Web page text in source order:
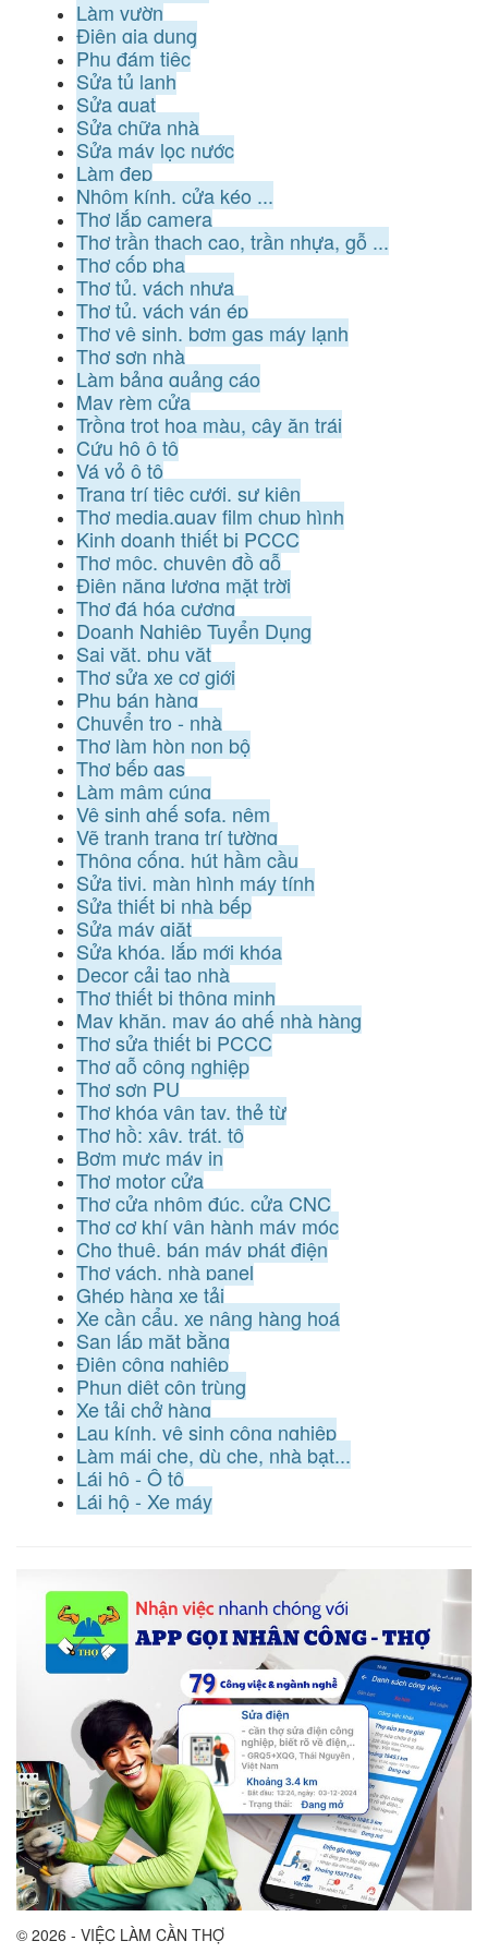
Làm vườn
Điện gia dụng
Phụ đám tiệc
Sửa tủ lạnh
Sửa quạt
Sửa chữa nhà
Sửa máy lọc nước
Làm đẹp
Nhôm kính, cửa kéo ...
Thợ lắp camera
Thợ trần thạch cao, trần nhựa, gỗ ...
Thợ cốp pha
Thợ tủ, vách nhựa
Thợ tủ, vách ván ép
Thợ vệ sinh, bơm gas máy lạnh
Thợ sơn nhà
Làm bảng quảng cáo
May rèm cửa
Trồng trọt hoa màu, cây ăn trái
Cứu hộ ô tô
Vá vỏ ô tô
Trang trí tiệc cưới, sự kiện
Thợ media,quay film chụp hình
Kinh doanh thiết bị PCCC
Thợ mộc, chuyên đồ gỗ
Điện năng lượng mặt trời
Thợ đá hóa cương
Doanh Nghiệp Tuyển Dụng
Sai vặt, phụ vặt
Thợ sửa xe cơ giới
Phụ bán hàng
Chuyển trọ - nhà
Thợ làm hòn non bộ
Thợ bếp gas
Làm mâm cúng
Vệ sinh ghế sofa, nệm
Vẽ tranh trang trí tường
Thông cống, hút hầm cầu
Sửa tivi, màn hình máy tính
Sửa thiết bị nhà bếp
Sửa máy giặt
Sửa khóa, lắp mới khóa
Decor cải tạo nhà
Thợ thiết bị thông minh
May khăn, may áo ghế nhà hàng
Thợ sửa thiết bị PCCC
Thợ gỗ công nghiệp
Thợ sơn PU
Thợ khóa vân tay, thẻ từ
Thợ hồ: xây, trát, tô
Bơm mực máy in
Thợ motor cửa
Thợ cửa nhôm đúc, cửa CNC
Thợ cơ khí vận hành máy móc
Cho thuê, bán máy phát điện
Thợ vách, nhà panel
Ghép hàng xe tải
Xe cần cẩu, xe nâng hàng hoá
San lấp mặt bằng
Điện công nghiệp
Phun diệt côn trùng
Xe tải chở hàng
Lau kính, vệ sinh công nghiệp
Làm mái che, dù che, nhà bạt...
Lái hộ - Ô tô
Lái hộ - Xe máy
© 2026 - VIỆC LÀM CẦN THỢ